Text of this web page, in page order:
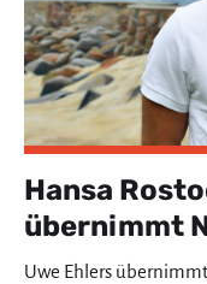
Hansa
übernimmt
Uwe Ehlers